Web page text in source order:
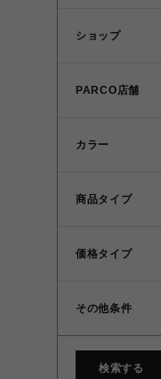
ショップ
PARCO店舗
カラー
商品タイプ
価格タイプ
その他条件
検索する